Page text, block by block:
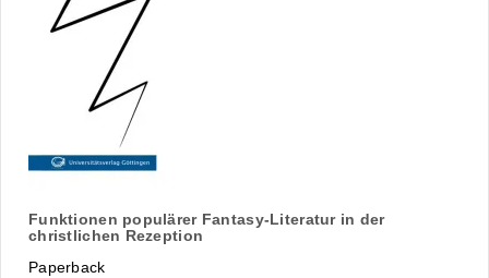
Funktionen populärer Fantasy-Literatur in der
christlichen Rezeption
Paperback